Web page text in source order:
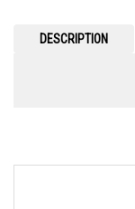
DESCRIPTION